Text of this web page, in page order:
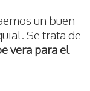
un buen
Se trata de
vera para el